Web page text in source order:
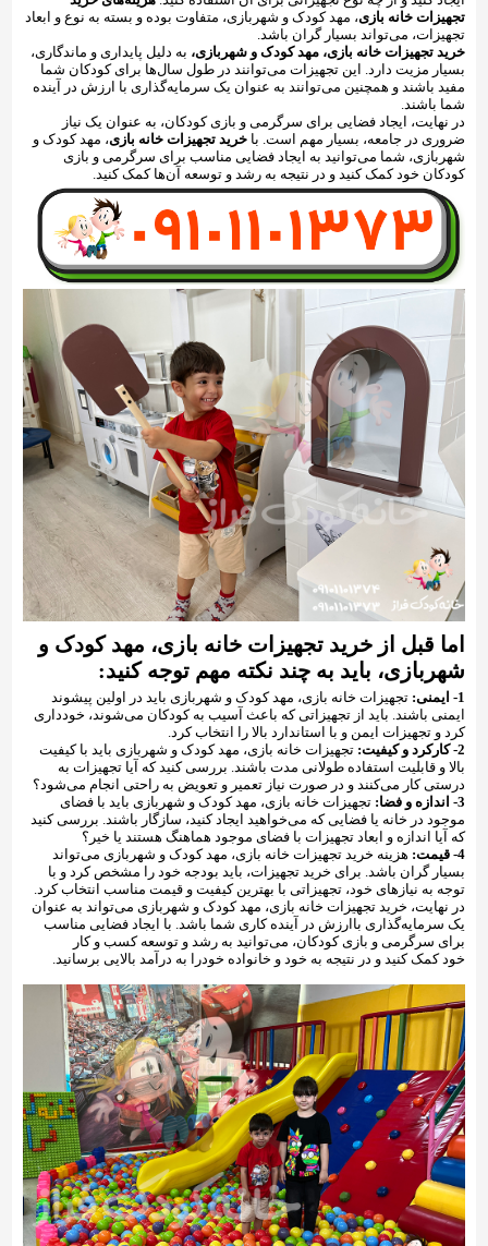
تجهیزات خانه بازی، مهد کودک و شهربازی، متفاوت بوده و بسته به نوع و ابعاد
تجهیزات، می‌تواند بسیار گران باشد.
خرید تجهیزات خانه بازی، مهد کودک و شهربازی، به دلیل پایداری و ماندگاری،
بسیار مزیت دارد. این تجهیزات می‌توانند در طول سال‌ها برای کودکان شما
مفید باشند و همچنین می‌توانند به عنوان یک سرمایه‌گذاری با ارزش در آینده
شما باشند.
در نهایت، ایجاد فضایی برای سرگرمی و بازی کودکان، به عنوان یک نیاز
ضروری در جامعه، بسیار مهم است. باخرید تجهیزات خانه بازی، مهد کودک و
شهربازی، شما می‌توانید به ایجاد فضایی مناسب برای سرگرمی و بازی
کودکان خود کمک کنید و در نتیجه به رشد و توسعه آن‌ها کمک کنید.
اما قبل از خرید تجهیزات خانه بازی، مهد کودک و
شهربازی، باید به چند نکته مهم توجه کنید:
1- ایمنی:
تجهیزات خانه بازی، مهد کودک و شهربازی باید در اولین پیشوند
ایمنی باشند. باید از تجهیزاتی که باعث آسیب به کودکان می‌شوند، خودداری
کرد و تجهیزات ایمن و با استاندارد بالا را انتخاب کرد.
2- کارکرد و کیفیت:
تجهیزات خانه بازی، مهد کودک و شهربازی باید با کیفیت
بالا و قابلیت استفاده طولانی مدت باشند. بررسی کنید که آیا تجهیزات به
درستی کار می‌کنند و در صورت نیاز تعمیر و تعویض به راحتی انجام می‌شود؟
3- اندازه و فضا:
تجهیزات خانه بازی، مهد کودک و شهربازی باید با فضای
موجود در خانه یا فضایی که می‌خواهید ایجاد کنید، سازگار باشند. بررسی کنید
که آیا اندازه و ابعاد تجهیزات با فضای موجود هماهنگ هستند یا خیر؟
4- قیمت:
هزینه خرید تجهیزات خانه بازی، مهد کودک و شهربازی می‌تواند
بسیار گران باشد. برای خرید تجهیزات، باید بودجه خود را مشخص کرد و با
توجه به نیازهای خود، تجهیزاتی با بهترین کیفیت و قیمت مناسب انتخاب کرد.
در نهایت، خرید تجهیزات خانه بازی، مهد کودک و شهربازی می‌تواند به عنوان
یک سرمایه‌گذاری باارزش در آینده کاری شما باشد. با ایجاد فضایی مناسب
برای سرگرمی و بازی کودکان، می‌توانید به رشد و توسعه کسب و کار
خود کمک کنید و در نتیجه به خود و خانواده خودرا به درآمد بالایی برسانید.